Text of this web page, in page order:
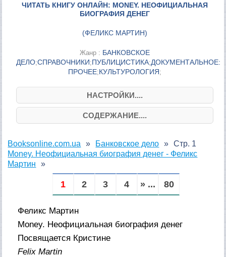
ЧИТАТЬ КНИГУ ОНЛАЙН: MONEY. НЕОФИЦИАЛЬНАЯ
БИОГРАФИЯ ДЕНЕГ
(ФЕЛИКС МАРТИН)
Жанр : БАНКОВСКОЕ
ДЕЛО;СПРАВОЧНИКИ;ПУБЛИЦИСТИКА;ДОКУМЕНТАЛЬНОЕ:
ПРОЧЕЕ;КУЛЬТУРОЛОГИЯ;
НАСТРОЙКИ....
СОДЕРЖАНИЕ....
Booksonline.com.ua
Банковское дело
Money. Неофициальная биография денег - Феликс
Мартин
Стр. 1
1 2 3 4 » ... 80
Феликс Мартин
Money. Неофициальная биография денег
Посвящается Кристине
Felix Martin